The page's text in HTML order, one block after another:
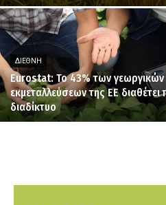
ΔΙΕΘΝΉ
Eurostat: Το 43% των γεωργικών
εκμεταλλεύσεων της ΕΕ
διαδίκτυο